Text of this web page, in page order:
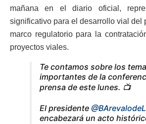
mañana en el diario oficial,
significativo para el desarrollo vial del
marco regulatorio para la
proyectos viales.
Te contamos sobre los
importantes de la
prensa de este lunes. 📺
El presidente
encabezará un acto